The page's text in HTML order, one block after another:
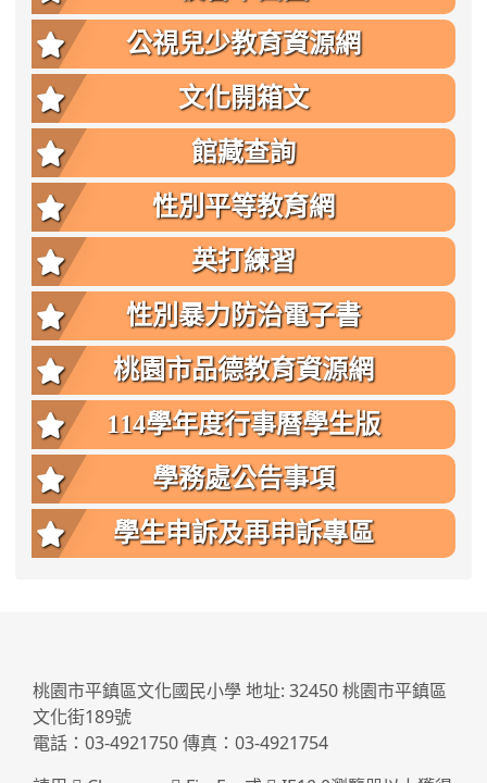
公視兒少教育資源網
文化開箱文
館藏查詢
性別平等教育網
英打練習
性別暴力防治電子書
桃園市品德教育資源網
114學年度行事曆學生版
學務處公告事項
學生申訴及再申訴專區
桃園市平鎮區文化國民小學 地址: 32450 桃園市平鎮區
文化街189號
電話：03-4921750 傳真：03-4921754